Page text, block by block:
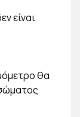
είναι
θα